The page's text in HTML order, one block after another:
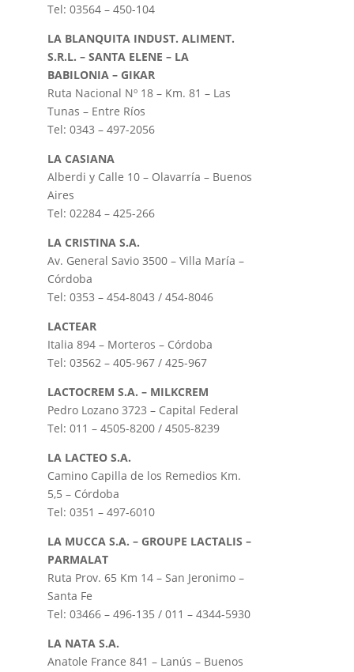
Tel: 03564 – 450-104
LA BLANQUITA INDUST. ALIMENT.
S.R.L. – SANTA ELENE – LA
BABILONIA – GIKAR
Ruta Nacional Nº 18 – Km. 81 – Las
Tunas – Entre Ríos
Tel: 0343 – 497-2056
LA CASIANA
Alberdi y Calle 10 – Olavarría – Buenos
Aires
Tel: 02284 – 425-266
LA CRISTINA S.A.
Av. General Savio 3500 – Villa María –
Córdoba
Tel: 0353 – 454-8043 / 454-8046
LACTEAR
Italia 894 – Morteros – Córdoba
Tel: 03562 – 405-967 / 425-967
LACTOCREM S.A. – MILKCREM
Pedro Lozano 3723 – Capital Federal
Tel: 011 – 4505-8200 / 4505-8239
LA LACTEO S.A.
Camino Capilla de los Remedios Km.
5,5 – Córdoba
Tel: 0351 – 497-6010
LA MUCCA S.A. – GROUPE LACTALIS –
PARMALAT
Ruta Prov. 65 Km 14 – San Jeronimo –
Santa Fe
Tel: 03466 – 496-135 / 011 – 4344-5930
LA NATA S.A.
Anatole France 841 – Lanús – Buenos